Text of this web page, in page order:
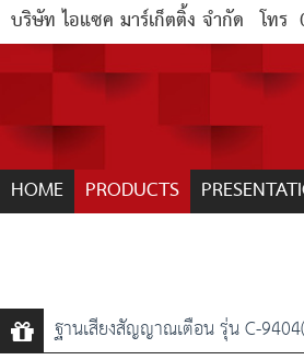
บริษัท ไอแซค มาร์เก็ตติ้ง จำกัด โทร
HOME PRODUCTS
ฐานเสียงสัญญาณเตือน รุ่น C-